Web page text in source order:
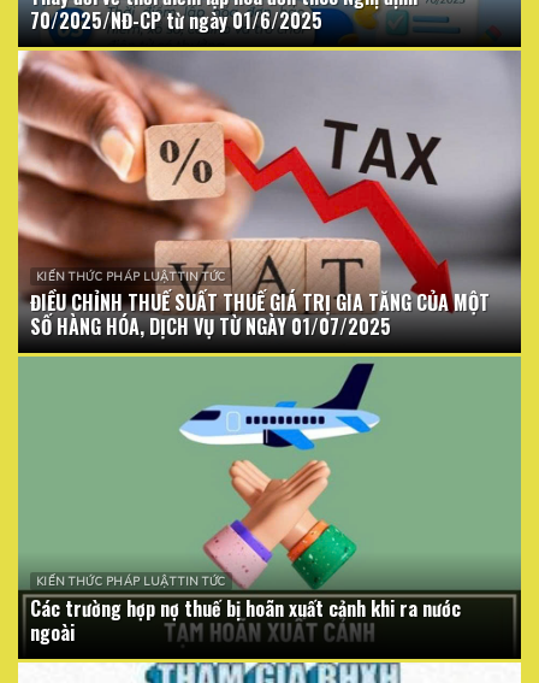
70/2025/NĐ-CP từ ngày 01/6/2025
KIẾN THỨC PHÁP LUẬT TIN TỨC
ĐIỀU CHỈNH THUẾ SUẤT THUẾ GIÁ TRỊ GIA TĂNG CỦA MỘT
SỐ HÀNG HÓA, DỊCH VỤ TỪ NGÀY 01/07/2025
KIẾN THỨC PHÁP LUẬT TIN TỨC
Các trường hợp nợ thuế bị hoãn xuất cảnh khi ra nước
ngoài